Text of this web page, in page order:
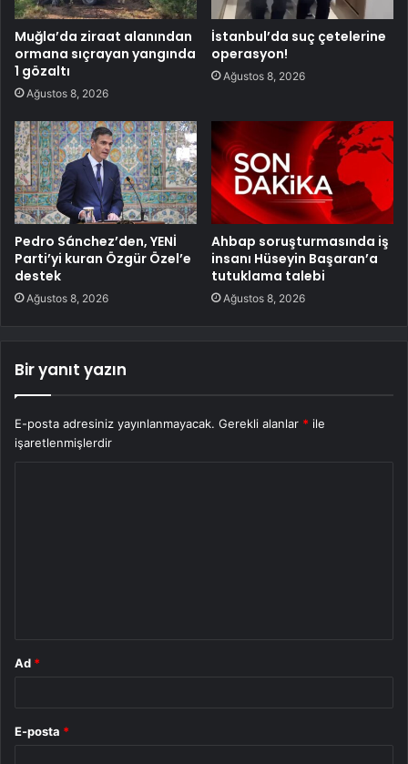
Muğla’da ziraat alanından
ormana sıçrayan yangında
1 gözaltı
Ağustos 8, 2026
İstanbul’da suç çetelerine
operasyon!
Ağustos 8, 2026
Pedro Sánchez’den, YENİ
Parti’yi kuran Özgür Özel’e
destek
Ağustos 8, 2026
Ahbap soruşturmasında iş
insanı Hüseyin Başaran’a
tutuklama talebi
Ağustos 8, 2026
Bir yanıt yazın
E-posta adresiniz yayınlanmayacak. Gerekli alanlar * ile
işaretlenmişlerdir
Ad *
E-posta *